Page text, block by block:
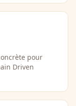
pour
Driven